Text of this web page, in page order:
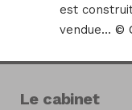
est
vendue… ©
Le cabinet